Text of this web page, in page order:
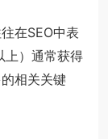
在SEO中表
上）通常获得
相关关键